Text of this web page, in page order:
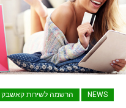
NEWS הרשמה לשירות קאשבק